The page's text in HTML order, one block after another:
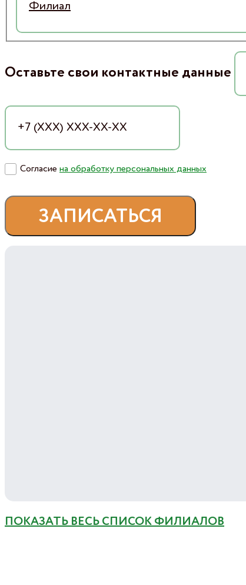
Филиал
Оставьте свои контактные данные
Согласие на обработку персональных данных
ПОКАЗАТЬ ВЕСЬ СПИСОК ФИЛИАЛОВ